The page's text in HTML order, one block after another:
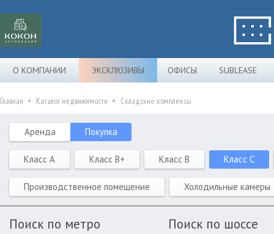
О КОМПАНИИ ЭКСКЛЮЗИВЫ ОФИСЫ SUBLEASE
Главная Каталог недвижимости Складские комплексы
Аренда Покупка
Класс A Класс B+ Класс B Класс C
Производственное помещение Холодильные камеры
Поиск по метро Поиск по шоссе